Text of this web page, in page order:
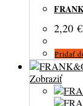
2,20 €
Pridať
Zobraziť